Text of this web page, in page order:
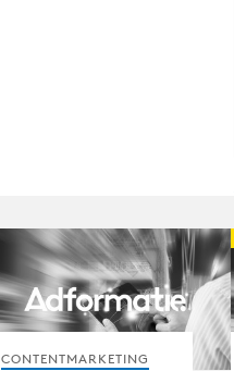
CONTENTMARKETING